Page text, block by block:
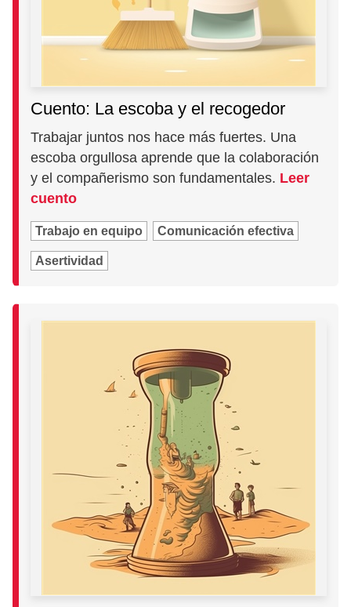
Cuento: La escoba y el recogedor
Trabajar juntos nos hace más fuertes. Una
escoba orgullosa aprende que la colaboración
y el compañerismo son fundamentales. Leer
cuento
Trabajo en equipo Comunicación efectiva
Asertividad